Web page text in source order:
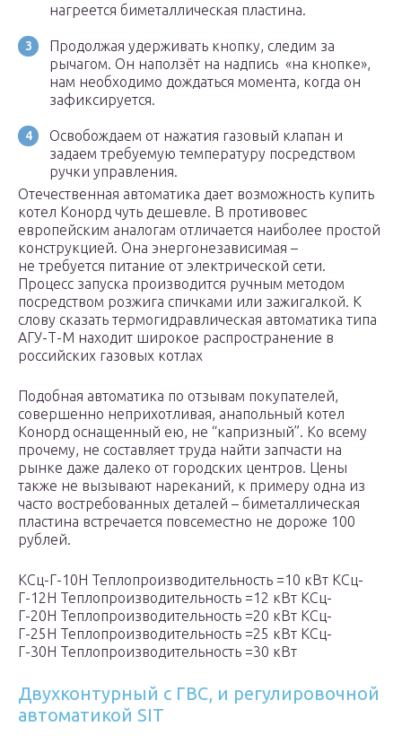
нагреется биметаллическая пластина.
Продолжая удерживать кнопку, следим за
рычагом. Он наползёт на надпись «на кнопке»,
нам необходимо дождаться момента, когда он
зафиксируется.
Освобождаем от нажатия газовый клапан и
задаем требуемую температуру посредством
ручки управления.
Отечественная автоматика дает возможность купить
котел Конорд чуть дешевле. В противовес
европейским аналогам отличается наиболее простой
конструкцией. Она энергонезависимая –
не требуется питание от электрической сети.
Процесс запуска производится ручным методом
посредством розжига спичками или зажигалкой. К
слову сказать термогидравлическая автоматика типа
АГУ-Т-М находит широкое распространение в
российских газовых котлах
Подобная автоматика по отзывам покупателей,
совершенно неприхотливая, анапольный котел
Конорд оснащенный ею, не “капризный”. Ко всему
прочему, не составляет труда найти запчасти на
рынке даже далеко от городских центров. Цены
также не вызывают нареканий, к примеру одна из
часто востребованных деталей – биметаллическая
пластина встречается повсеместно не дороже 100
рублей.
КСц-Г-10Н Теплопроизводительность =10 кВт КСц-
Г-12Н Теплопроизводительность =12 кВт КСц-
Г-20Н Теплопроизводительность =20 кВт КСц-
Г-25Н Теплопроизводительность =25 кВт КСц-
Г-30Н Теплопроизводительность =30 кВт
Двухконтурный с ГВС, и регулировочной
автоматикой SIT